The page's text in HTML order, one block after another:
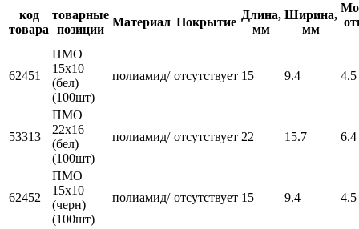
код
товара
товарные
позиции
Материал Покрытие
Длина,
мм
Ширина,
мм
62451
ПМО
15х10
(бел)
(100шт)
полиамид/ отсутствует 15 9.4 4.5
53313
ПМО
22х16
(бел)
(100шт)
полиамид/ отсутствует 22 15.7 6.4
62452
ПМО
15х10
(черн)
(100шт)
полиамид/ отсутствует 15 9.4 4.5